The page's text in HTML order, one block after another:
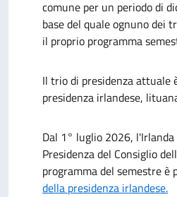
comune per un periodo di
base del quale ognuno dei
il proprio programma
Il trio di presidenza attuale
presidenza irlandese,
Dal 1° luglio 2026,
Presidenza del Consiglio
programma del semestre è
della presidenza irlandese.